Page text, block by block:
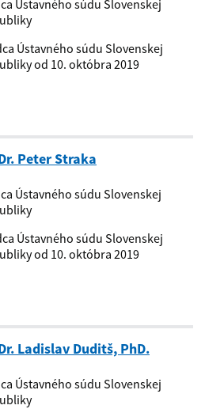
Ústavného súdu Slovenskej
Ústavného súdu Slovenskej
od 10. októbra 2019
Peter Straka
Ústavného súdu Slovenskej
Ústavného súdu Slovenskej
od 10. októbra 2019
Ladislav Duditš, PhD.
Ústavného súdu Slovenskej